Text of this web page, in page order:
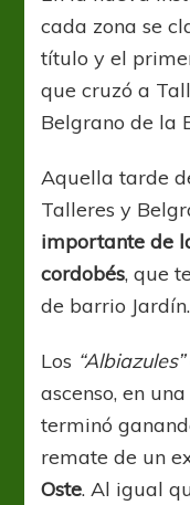
cada zona se
título y el
que cruzó a
Belgrano de la
Aquella tarde
Talleres y
importante de
cordobés, que
de barrio Jardín.
Los “Albiazules”
ascenso, en
terminó
remate de un
Oste. Al igual